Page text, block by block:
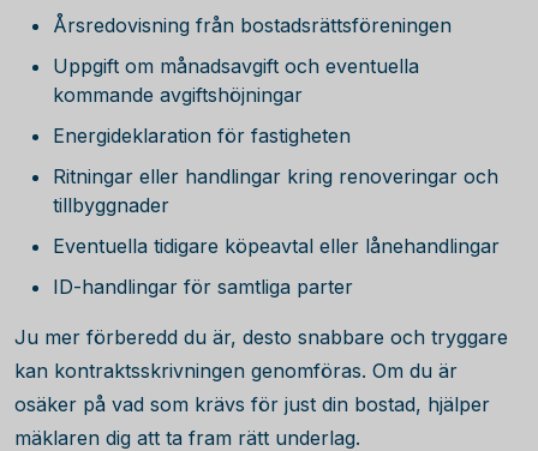
Årsredovisning från bostadsrättsföreningen
Uppgift om månadsavgift och eventuella
kommande avgiftshöjningar
Energideklaration för fastigheten
Ritningar eller handlingar kring renoveringar och
tillbyggnader
Eventuella tidigare köpeavtal eller lånehandlingar
ID-handlingar för samtliga parter
Ju mer förberedd du är, desto snabbare och tryggare
kan kontraktsskrivningen genomföras. Om du är
osäker på vad som krävs för just din bostad, hjälper
mäklaren dig att ta fram rätt underlag.